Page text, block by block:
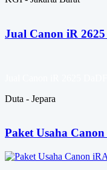
Jual Canon iR
Duta - Jepara
Paket Usaha